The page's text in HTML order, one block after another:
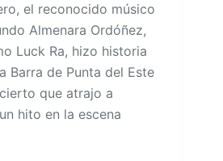
el reconocido músico
Almenara Ordóñez,
Luck Ra, hizo historia
Barra de Punta del Este
que atrajo a
hito en la escena